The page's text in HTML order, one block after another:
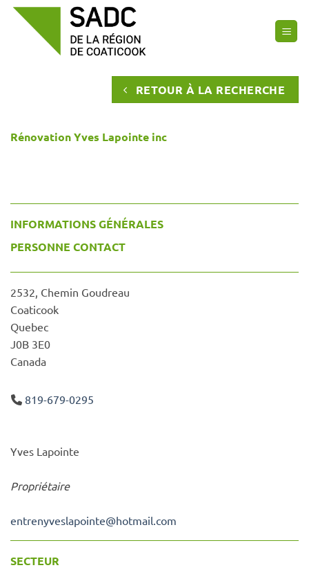
Passer
RETOUR À LA RECHERCHE
Rénovation Yves Lapointe inc
INFORMATIONS GÉNÉRALES
PERSONNE CONTACT
2532, Chemin Goudreau
Coaticook
Quebec
J0B 3E0
Canada
819-679-0295
Yves Lapointe
Propriétaire
entrenyveslapointe@hotmail.com
SECTEUR